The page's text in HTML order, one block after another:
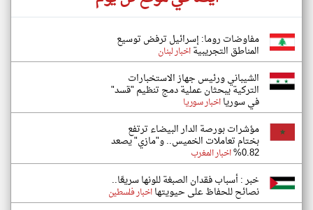
مفاوضات روما: إسرائيل ترفض توسيع
المناطق التجريبيةاخبار لبنان
الشيباني ورئيس جهاز الاستخبارات
التركية يبحثان عملية دمج تنظيم "قسد"
في سوريااخبار سوريا
مؤشرات بورصة الدار البيضاء ترتفع
بختام تعاملات الخميس.. و"مازي" يصعد
0.82% اخبار المغرب
خبر : أسباب فقدان الصبغة للونها سريعًا..
نصائح للحفاظ على حيويتهااخبار فلسطين